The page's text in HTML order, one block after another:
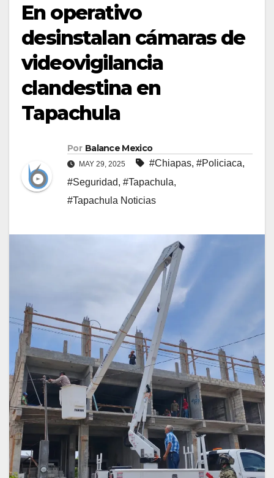
En operativo
desinstalan cámaras de
videovigilancia
clandestina en
Tapachula
Por Balance Mexico
MAY 29, 2025 #Chiapas, #Policiaca,
#Seguridad, #Tapachula,
#Tapachula Noticias